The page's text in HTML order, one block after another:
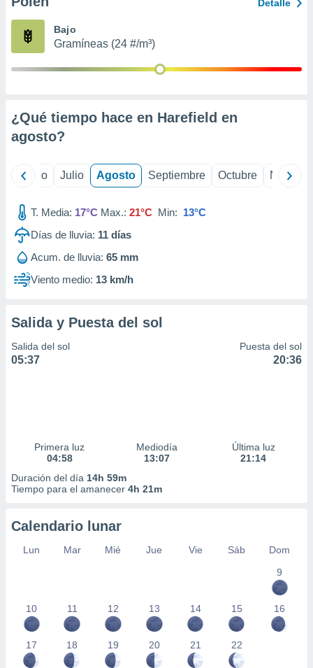
publicidad
1199
Detalle
Bajo
Gramíneas (24 #/m³)
¿Qué tiempo hace en Harefield en
agosto?
Junio Julio Agosto Septiembre Octubre
T. Media: 17°C Max.: 21°C Min: 13°C
Días de lluvia: 11 días
Acum. de lluvia: 65 mm
Viento medio: 13 km/h
Salida y Puesta del sol
Salida del sol
05:37
Puesta del sol
20:36
Primera luz
04:58
Mediodía
13:07
Última luz
21:14
Duración del día 14h 59m
Tiempo para el amanecer 4h 21m
Calendario lunar
Lun Mar Mié Jue Vie Sáb
Dom
9
10 11 12 13 14 15 16
17 18 19 20 21 22